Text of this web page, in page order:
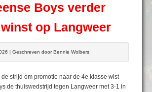
Boys verder
op Langweer
| Geschreven door Bennie Wolbers
de strijd om promotie naar de 4e klasse wist
de thuiswedstrijd tegen Langweer met 3-1 in